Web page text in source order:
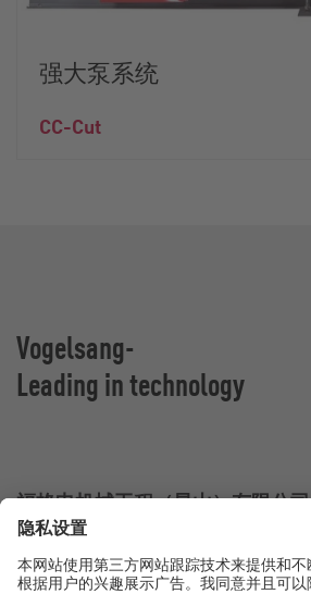
强大泵系统
CC-Cut
Vogelsang-
Leading in technology
福格申机械工程（昆山）有限公司
江苏省昆山市杜鹃路555号
中国昆山